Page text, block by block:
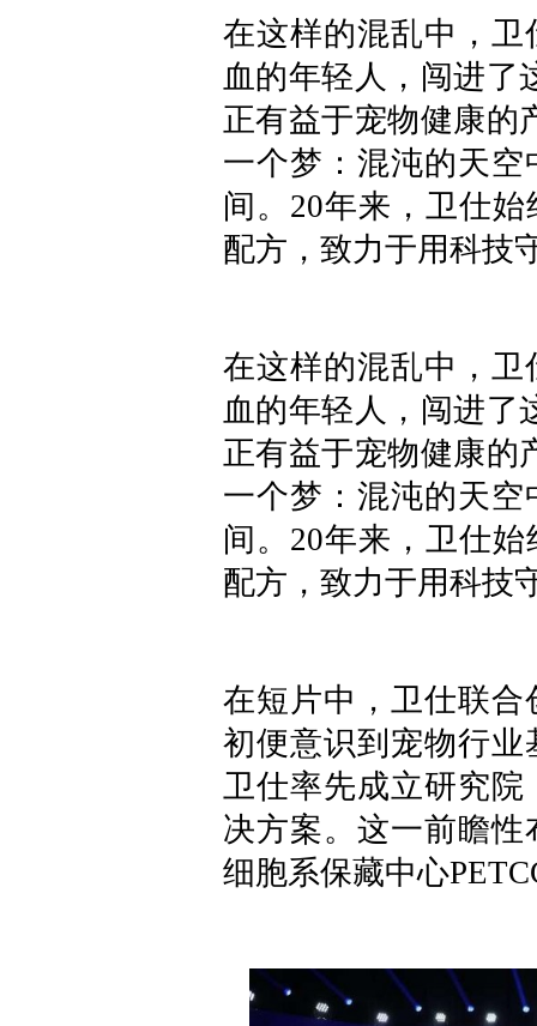
在这样的混乱中，
血的年轻人，闯进了
正有益于宠物健康的
一个梦：混沌的天
间。20年来，卫仕
配方，致力于用科技
在这样的混乱中，
血的年轻人，闯进了
正有益于宠物健康的
一个梦：混沌的天
间。20年来，卫仕
配方，致力于用科技
在短片中，卫仕联
初便意识到宠物行业
卫仕率先成立研究
决方案。这一前瞻
细胞系保藏中心